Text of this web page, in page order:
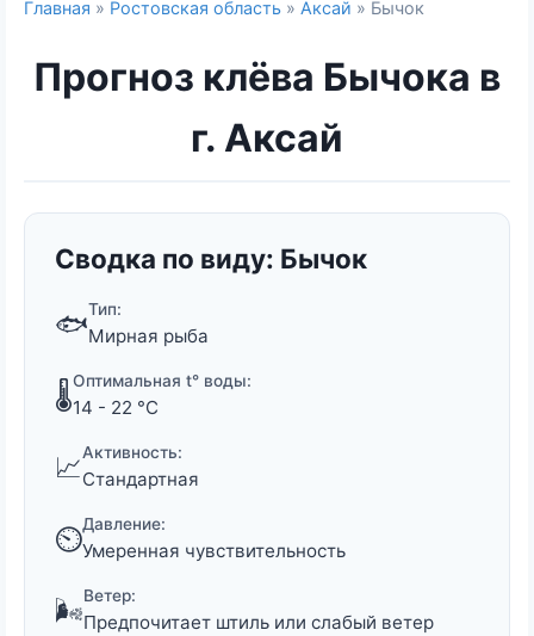
Главная » Ростовская область » Аксай » Бычок
Прогноз клёва Бычока в
г. Аксай
Сводка по виду: Бычок
🐟Тип:
Мирная рыба
🌡️Оптимальная t° воды:
14 - 22 °C
📈Активность:
Стандартная
⏲️Давление:
Умеренная чувствительность
🌬️Ветер:
Предпочитает штиль или слабый ветер